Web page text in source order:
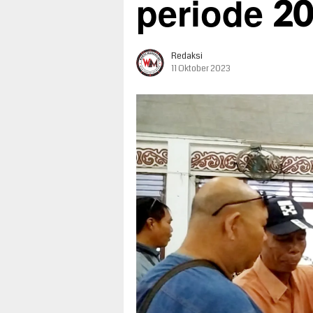
periode
Redaksi
11 Oktober 2023